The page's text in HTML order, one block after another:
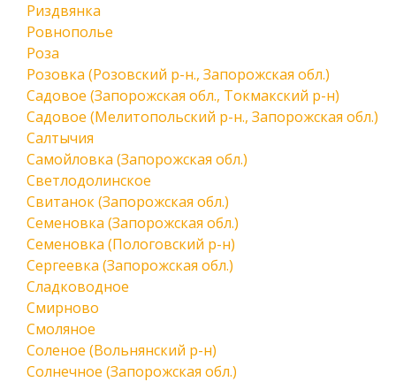
Риздвянка
Ровнополье
Роза
Розовка (Розовский р-н., Запорожская обл.)
Садовое (Запорожская обл., Токмакский р-н)
Садовое (Мелитопольский р-н., Запорожская обл.)
Салтычия
Самойловка (Запорожская обл.)
Светлодолинское
Свитанок (Запорожская обл.)
Семеновка (Запорожская обл.)
Семеновка (Пологовский р-н)
Сергеевка (Запорожская обл.)
Сладководное
Смирново
Смоляное
Соленое (Вольнянский р-н)
Солнечное (Запорожская обл.)